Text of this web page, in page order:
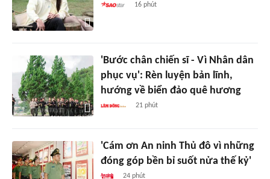
16 phút
'Bước chân chiến sĩ - Vì Nhân dân
phục vụ': Rèn luyện bản lĩnh,
hướng về biển đảo quê hương
21 phút
'Cám ơn An ninh Thủ đô vì những
đóng góp bền bỉ suốt nửa thế kỷ'
24 phút